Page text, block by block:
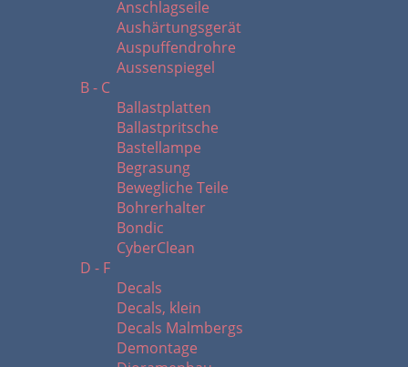
Anschlagseile
Aushärtungsgerät
Auspuffendrohre
Aussenspiegel
B - C
Ballastplatten
Ballastpritsche
Bastellampe
Begrasung
Bewegliche Teile
Bohrerhalter
Bondic
CyberClean
D - F
Decals
Decals, klein
Decals Malmbergs
Demontage